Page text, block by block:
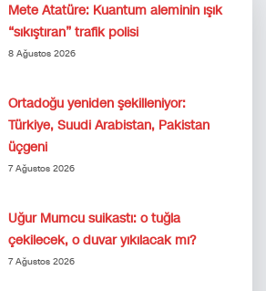
Mete Atatüre: Kuantum aleminin ışık
“sıkıştıran” trafik polisi
8 Ağustos 2026
Ortadoğu yeniden şekilleniyor:
Türkiye, Suudi Arabistan, Pakistan
üçgeni
7 Ağustos 2026
Uğur Mumcu suikastı: o tuğla
çekilecek, o duvar yıkılacak mı?
7 Ağustos 2026